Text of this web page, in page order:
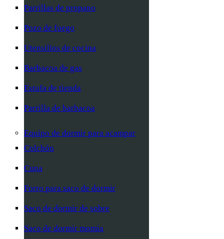
Parrillas de propano
Pozo de fuego
Utensilios de cocina
Barbacoa de gas
Estufa de tienda
Parrilla de barbacoa
Equipo de dormir para acampar
Colchón
Cuna
Forro para saco de dormir
Saco de dormir de sobre
Saco de dormir momia